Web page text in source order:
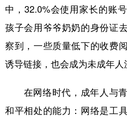
中，32.0%会使用家长的账
孩子会用爷爷奶奶的身份证
察到，一些质量低下的收费
诱导链接，也会成为未成年人
在网络时代，成年人与青
和平相处的能力：网络是工